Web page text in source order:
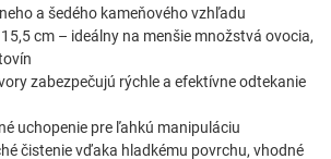
a šedého kameňového vzhľadu
cm – ideálny na menšie množstvá ovocia,
zabezpečujú rýchle a efektívne odtekanie
uchopenie pre ľahkú manipuláciu
čistenie vďaka hladkému povrchu, vhodné